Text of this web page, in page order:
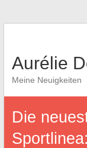
Aurélie
Meine Neuigkeiten
Die